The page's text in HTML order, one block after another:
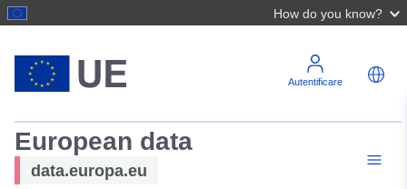
How do you know?
Autentificare
European data
data.europa.eu